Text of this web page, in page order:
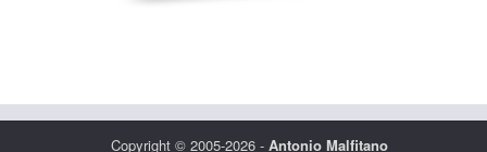
Copyright © 2005-2026 - Antonio Malfitano